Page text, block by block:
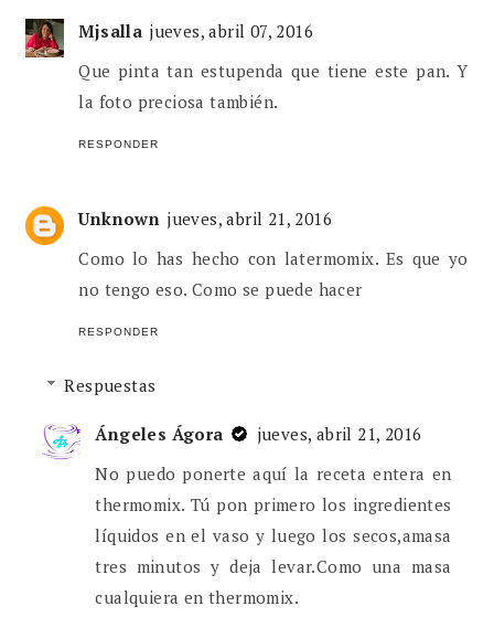
Mjsalla jueves, abril 07, 2016
Que pinta tan estupenda que tiene este pan. Y
la foto preciosa también.
RESPONDER
Unknown jueves, abril 21, 2016
Como lo has hecho con latermomix. Es que yo
no tengo eso. Como se puede hacer
RESPONDER
Respuestas
Ángeles Ágora
jueves, abril 21, 2016
No puedo ponerte aquí la receta entera en
thermomix. Tú pon primero los ingredientes
líquidos en el vaso y luego los secos,amasa
tres minutos y deja levar.Como una masa
cualquiera en thermomix.